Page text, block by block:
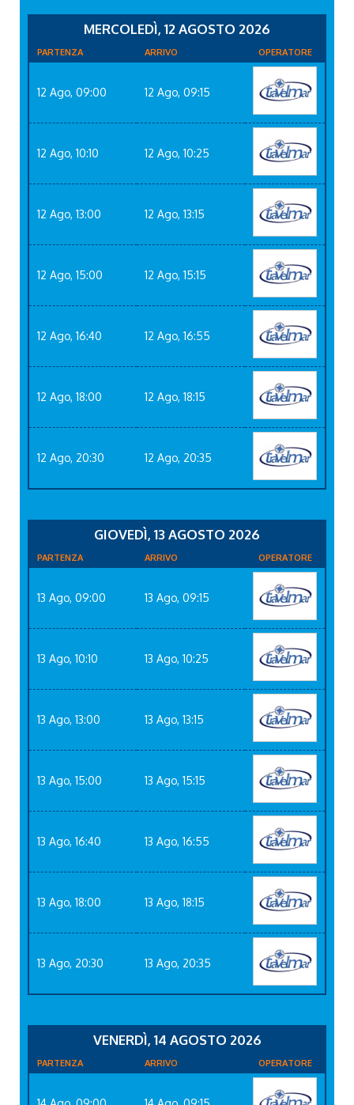
MERCOLEDÌ, 12 AGOSTO 2026
PARTENZA ARRIVO OPERATORE
12 Ago, 09:00 12 Ago, 09:15
12 Ago, 10:10 12 Ago, 10:25
12 Ago, 13:00 12 Ago, 13:15
12 Ago, 15:00 12 Ago, 15:15
12 Ago, 16:40 12 Ago, 16:55
12 Ago, 18:00 12 Ago, 18:15
12 Ago, 20:30 12 Ago, 20:35
GIOVEDÌ, 13 AGOSTO 2026
PARTENZA ARRIVO OPERATORE
13 Ago, 09:00 13 Ago, 09:15
13 Ago, 10:10 13 Ago, 10:25
13 Ago, 13:00 13 Ago, 13:15
13 Ago, 15:00 13 Ago, 15:15
13 Ago, 16:40 13 Ago, 16:55
13 Ago, 18:00 13 Ago, 18:15
13 Ago, 20:30 13 Ago, 20:35
VENERDÌ, 14 AGOSTO 2026
PARTENZA ARRIVO OPERATORE